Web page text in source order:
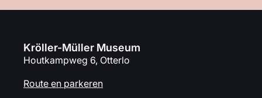
Kröller-Müller Museum
Houtkampweg 6, Otterlo
Route en parkeren